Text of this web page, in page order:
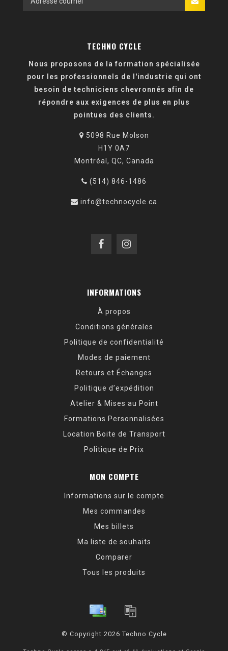
TECHNO CYCLE
Nous proposons de la formation spécialisée
pour les professionnels de l'industrie qui ont
besoin de techniciens chevronnés afin de
répondre aux exigences de plus en plus
pointues des clients.
5098 Rue Molson
H1Y 0A7
Montréal, QC, Canada
(514) 846-1486
info@technocycle.ca
INFORMATIONS
À propos
Conditions générales
Politique de confidentialité
Modes de paiement
Retours et Échanges
Politique d’expédition
Atelier & Mises au Point
Formations Personnalisées
Location Boite de Transport
Politique de Prix
MON COMPTE
Informations sur le compte
Mes commandes
Mes billets
Ma liste de souhaits
Comparer
Tous les produits
© Copyright 2026 Techno Cycle